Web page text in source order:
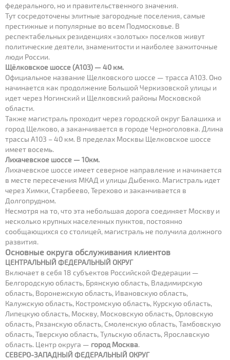
федерального, но и правительственного значения.
Тут сосредоточены элитные загородные поселения, самые
престижные и популярные во всем Подмосковье. В
респектабельных резиденциях «золотых» поселков живут
политические деятели, знаменитости и наиболее зажиточные
люди России.
Щёлковское шоссе (А103) — 40 км.
Официальное название Щелковского шоссе — трасса А103. Оно
начинается как продолжение Большой Черкизовской улицы и
идет через Ногинский и Щелковский районы Московской
области.
Также магистраль проходит через городской округ Балашиха и
город Щелково, а заканчивается в городе Черноголовка. Длина
трассы А103 – 40 км. В пределах Москвы Щелковское шоссе
имеет восемь.
Лихачевское шоссе — 10км.
Лихачевское шоссе имеет северное направление и начинается
в месте пересечения МКАД и улицы Дыбенко. Магистраль идет
через Химки, Старбеево, Терехово и заканчивается в
Долгопрудном.
Несмотря на то, что эта небольшая дорога соединяет Москву и
несколько крупных населенных пунктов, постоянно
сообщающихся со столицей, магистраль не получила должного
развития.
Основные округа обслуживания клиентов
ЦЕНТРАЛЬНЫЙ ФЕДЕРАЛЬНЫЙ ОКРУГ
Включает в себя 18 субъектов Российской Федерации —
Белгородскую область, Брянскую область, Владимирскую
область, Воронежскую область, Ивановскую область,
Калужскую область, Костромскую область, Курскую область,
Липецкую область, Москву, Московскую область, Орловскую
область, Рязанскую область, Смоленскую область, Тамбовскую
область, Тверскую область, Тульскую область, Ярославскую
область. Центр округа — город Москва.
СЕВЕРО-ЗАПАДНЫЙ ФЕДЕРАЛЬНЫЙ ОКРУГ